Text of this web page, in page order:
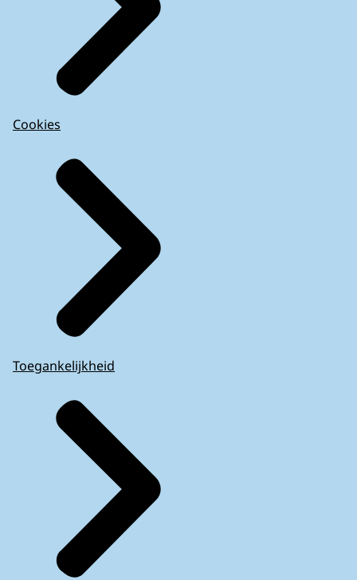
Cookies
Toegankelijkheid